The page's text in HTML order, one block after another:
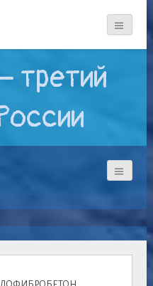
третий